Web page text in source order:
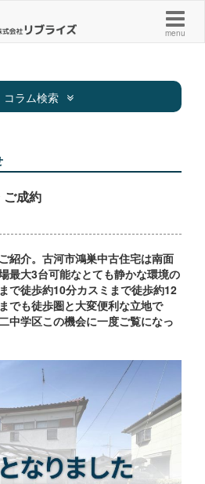
menu
コラム検索
ご成約
紹介。古河市鴻巣中古住宅は南面
最大3台可能なとても静かな環境の
で徒歩約10分カスミまで徒歩約12
でも徒歩圏と大変便利な立地で
中学区この機会に一度ご覧になっ